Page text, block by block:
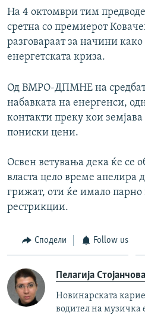
На 4 октомври тим
сретна со премиерот
разговараат за начини
енергетската криза.
Од ВМРО-ДПМНЕ на
набавката на енергенси,
контакти преку кои
пониски цени.
Освен ветувања дека ќе се
власта цело време апелира
грижат, оти ќе имало
рестрикции.
Сподели Follow us
Пелагија Стојанчова
Новинарската
водител на музичка